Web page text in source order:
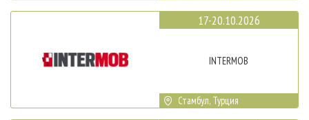
17-20.10.2026
INTERMOB
Стамбул, Турция